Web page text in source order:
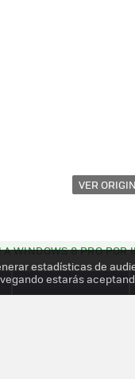
VER
WINDOWS 8 PRO POR
estadísticas de
estarás